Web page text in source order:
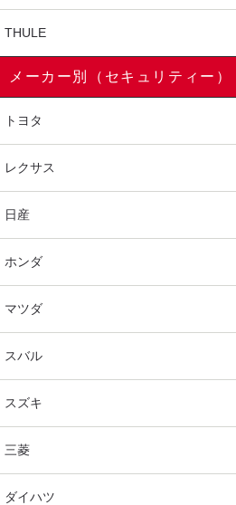
THULE
メーカー別（セキュリティー）
トヨタ
レクサス
日産
ホンダ
マツダ
スバル
スズキ
三菱
ダイハツ